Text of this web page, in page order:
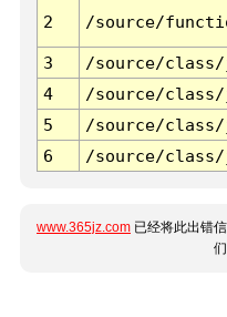
2 /source/
3 /source/
4
/source/
5
/source/
6
/source/
www.365jz.com 已经将此出错